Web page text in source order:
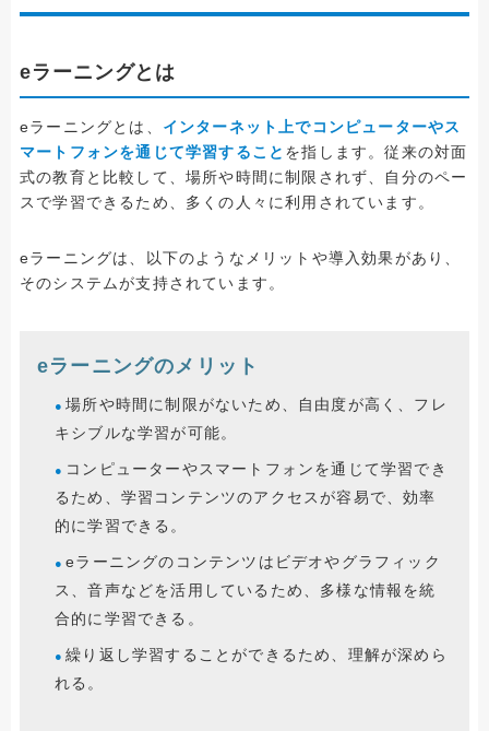
eラーニングとは
eラーニングとは、 インターネット上でコンピューターやス
マートフォンを通じて学習すること を指します。従来の対面
式の教育と比較して、場所や時間に制限されず、自分のペー
スで学習できるため、多くの人々に利用されています。
eラーニングは、以下のようなメリットや導入効果があり、
そのシステムが支持されています。
eラーニングのメリット
場所や時間に制限がないため、自由度が高く、フレ
キシブルな学習が可能。
コンピューターやスマートフォンを通じて学習でき
るため、学習コンテンツのアクセスが容易で、効率
的に学習できる。
eラーニングのコンテンツはビデオやグラフィック
ス、音声などを活用しているため、多様な情報を統
合的に学習できる。
繰り返し学習することができるため、理解が深めら
れる。